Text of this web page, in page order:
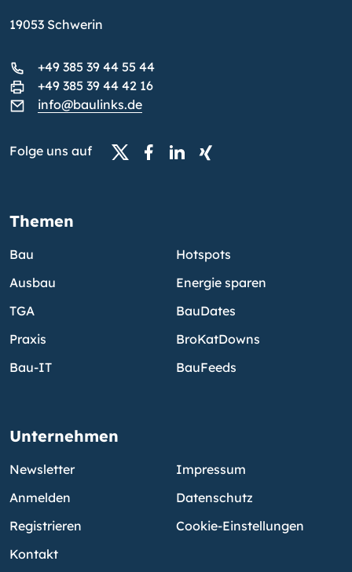
19053 Schwerin
+49 385 39 44 55 44
+49 385 39 44 42 16
info@baulinks.de
Folge uns auf
Themen
Bau
Ausbau
TGA
Praxis
Bau-IT
Hotspots
Energie sparen
BauDates
BroKatDowns
BauFeeds
Unternehmen
Newsletter
Anmelden
Registrieren
Kontakt
Impressum
Datenschutz
Cookie-Einstellungen